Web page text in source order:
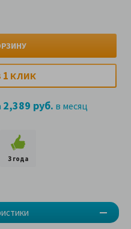
1 КЛИК
2,389 руб. в месяц
3 года